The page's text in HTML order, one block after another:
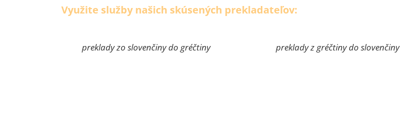
Využite služby našich skúsených prekladateľov:
preklady zo slovenčiny do gréčtiny preklady z gréčtiny do slovenčiny